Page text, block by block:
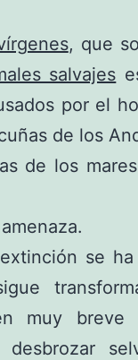
, que
salvajes
por el
de los
de los
se ha
muy breve
desbrozar